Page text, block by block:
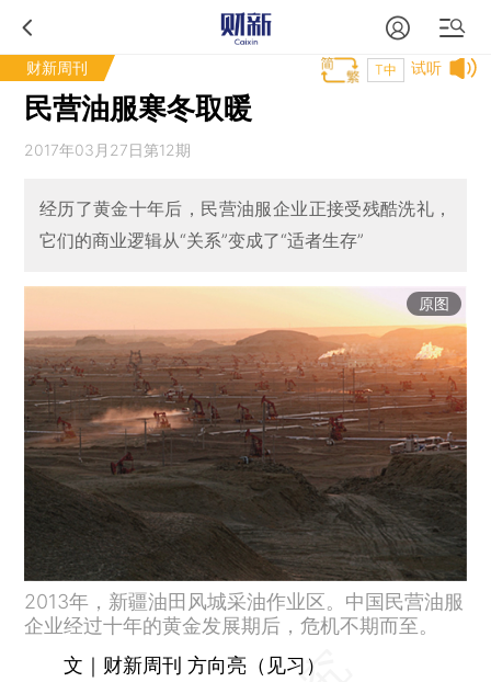
财新周刊 试听
T中
民营油服寒冬取暖
2017年03月27日第12期
经历了黄金十年后，民营油服企业正接受残酷洗礼，
它们的商业逻辑从“关系”变成了“适者生存”
原图
2013年，新疆油田风城采油作业区。中国民营油服
企业经过十年的黄金发展期后，危机不期而至。
文｜财新周刊 方向亮（见习）